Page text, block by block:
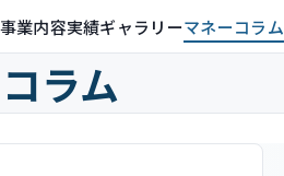
事業内容実績ギャラリーマネーコラム
ラム